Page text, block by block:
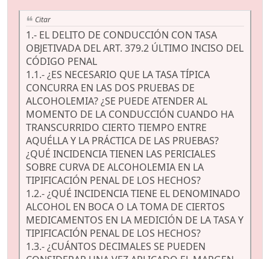
Citar
1.- EL DELITO DE CONDUCCIÓN CON TASA
OBJETIVADA DEL ART. 379.2 ÚLTIMO INCISO DEL
CÓDIGO PENAL
1.1.- ¿ES NECESARIO QUE LA TASA TÍPICA
CONCURRA EN LAS DOS PRUEBAS DE
ALCOHOLEMIA? ¿SE PUEDE ATENDER AL
MOMENTO DE LA CONDUCCIÓN CUANDO HA
TRANSCURRIDO CIERTO TIEMPO ENTRE
AQUÉLLA Y LA PRÁCTICA DE LAS PRUEBAS?
¿QUÉ INCIDENCIA TIENEN LAS PERICIALES
SOBRE CURVA DE ALCOHOLEMIA EN LA
TIPIFICACIÓN PENAL DE LOS HECHOS?
1.2.- ¿QUÉ INCIDENCIA TIENE EL DENOMINADO
ALCOHOL EN BOCA O LA TOMA DE CIERTOS
MEDICAMENTOS EN LA MEDICIÓN DE LA TASA Y
TIPIFICACIÓN PENAL DE LOS HECHOS?
1.3.- ¿CUÁNTOS DECIMALES SE PUEDEN